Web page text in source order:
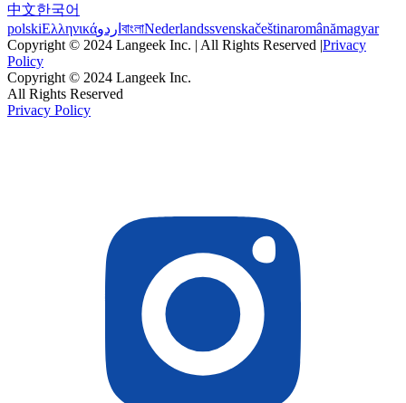
中文한국어
polskiΕλληνικάاردو বাংলাNederlandssvenskačeštinaromânămagyar
Copyright © 2024 Langeek Inc. | All Rights Reserved |Privacy
Policy
Copyright © 2024 Langeek Inc.
All Rights Reserved
Privacy Policy